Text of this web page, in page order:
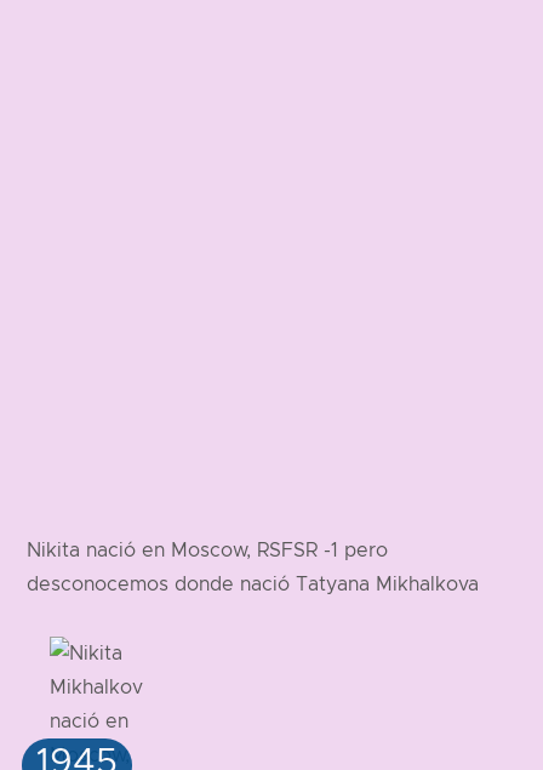
Nikita nació en Moscow, RSFSR -1 pero
desconocemos donde nació Tatyana Mikhalkova